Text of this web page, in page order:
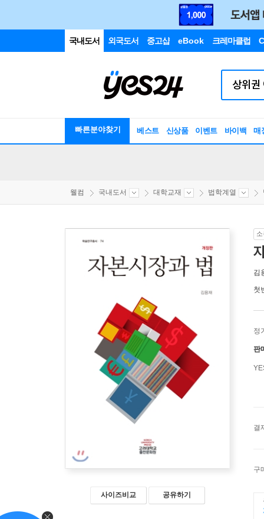
국내도서 외국도서 중고샵 eBook 크레마클럽
빠른분야찾기 베스트 신상품 이벤트 바이백 매
웰컴 국내도서 대학교재 법학계열
사이즈비교 공유하기
김
첫
정
판
결
구